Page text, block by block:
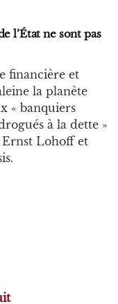
l’État ne sont pas
financière et
la planète
« banquiers
à la dette »
Ernst Lohoff et